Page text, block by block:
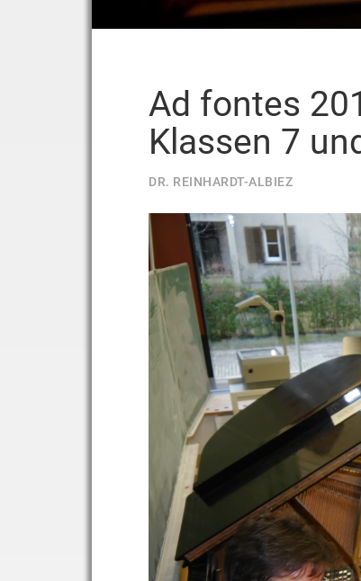
Ad fontes
Klassen 7
DR. REINHARDT-ALBIEZ